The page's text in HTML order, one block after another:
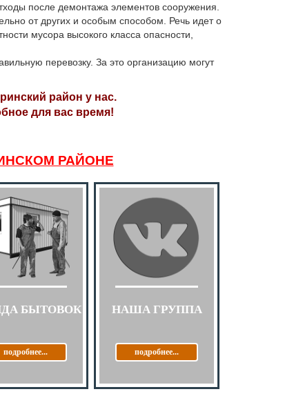
после демонтажа элементов сооружения.
от других и особым способом. Речь идет о
мусора высокого класса опасности,
перевозку. За это организацию могут
район у нас.
для вас время!
РАЙОНЕ
БЫТОВОК
подробнее...
НАША ГРУППА
подробнее...